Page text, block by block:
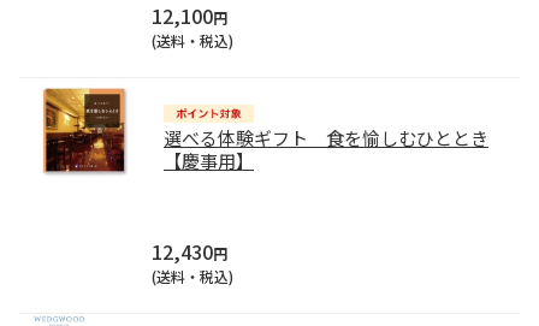
12,100円
(送料・税込)
選べる体験ギフト 食を愉しむひととき
【慶事用】
12,430円
(送料・税込)